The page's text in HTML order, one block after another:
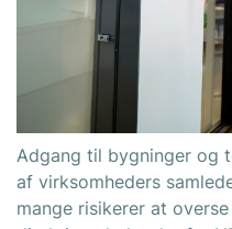
Adgang til bygninger og
af virksomheders
mange risikerer at